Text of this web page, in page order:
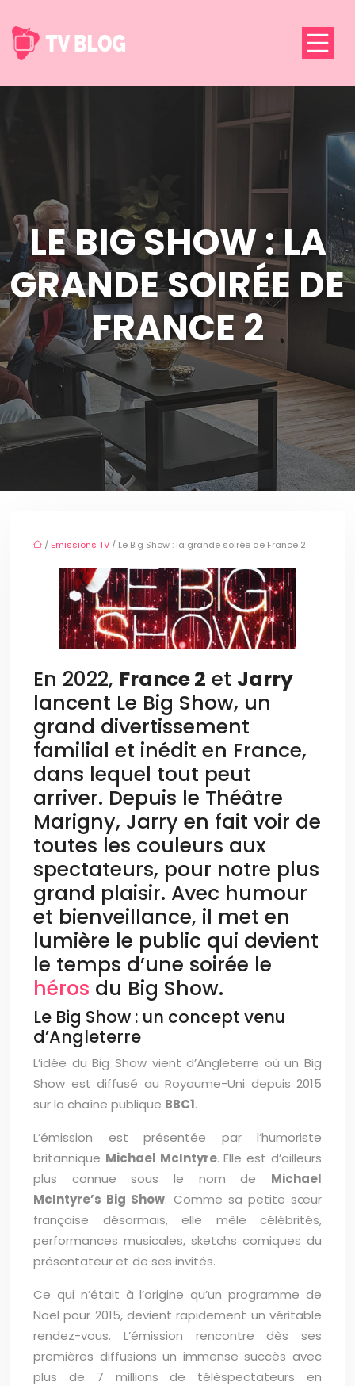
LE BIG SHOW : LA
GRANDE SOIRÉE DE
FRANCE 2
/ Emissions TV / Le Big Show : la grande soirée de France 2
En 2022, France 2 et Jarry
lancent Le Big Show, un
grand divertissement
familial et inédit en France,
dans lequel tout peut
arriver. Depuis le Théâtre
Marigny, Jarry en fait voir de
toutes les couleurs aux
spectateurs, pour notre plus
grand plaisir. Avec humour
et bienveillance, il met en
lumière le public qui devient
le temps d’une soirée le
héros du Big Show.
Le Big Show : un concept venu
d’Angleterre
L’idée du Big Show vient d’Angleterre où un Big
Show est diffusé au Royaume-Uni depuis 2015
sur la chaîne publique BBC1.
L’émission est présentée par l’humoriste
britannique Michael McIntyre. Elle est d’ailleurs
plus connue sous le nom de Michael
McIntyre’s Big Show. Comme sa petite sœur
française désormais, elle mêle célébrités,
performances musicales, sketchs comiques du
présentateur et de ses invités.
Ce qui n’était à l’origine qu’un programme de
Noël pour 2015, devient rapidement un véritable
rendez-vous. L’émission rencontre dès ses
premières diffusions un immense succès avec
plus de 7 millions de téléspectateurs en